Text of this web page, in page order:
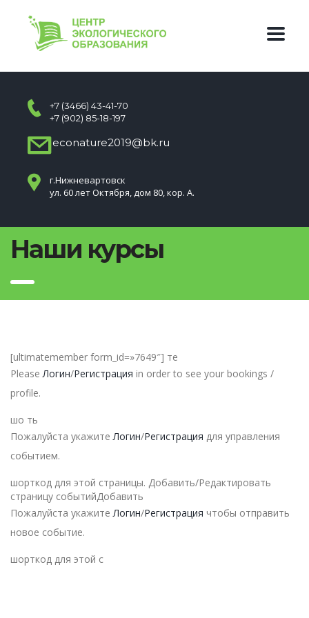
+7 (3466) 43-41-70
+7 (902) 85-18-197
econature2019@bk.ru
г.Нижневартовск
ул. 60 лет Октября, дом 80, кор. А.
Наши курсы
[ultimatemember form_id=»7649″] те
PleaseЛогин/Регистрация in order to see your bookings /
profile.
шо ть
Пожалуйста укажитеЛогин/Регистрация для управления
событием.
шорткод для этой страницы. Добавить/Редактировать
страницу событийДобавить
Пожалуйста укажитеЛогин/Регистрация чтобы отправить
новое событие.
шорткод для этой с